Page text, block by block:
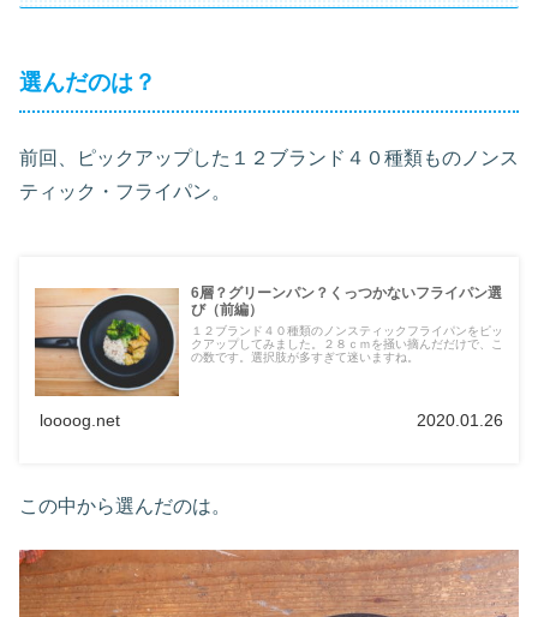
選んだのは？
前回、ピックアップした１２ブランド４０種類ものノンス
ティック・フライパン。
6層？グリーンパン？くっつかないフライパン選
び（前編）
１２ブランド４０種類のノンスティックフライパンをピッ
クアップしてみました。２８ｃｍを掻い摘んだだけで、こ
の数です。選択肢が多すぎて迷いますね。
loooog.net 2020.01.26
この中から選んだのは。